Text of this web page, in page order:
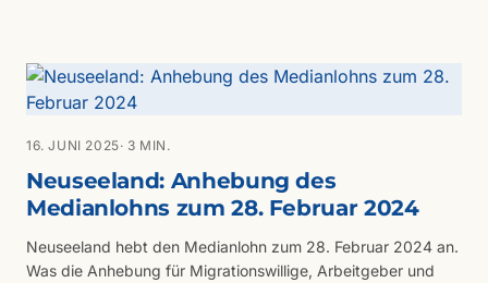
16. JUNI 2025· 3 MIN.
Neuseeland: Anhebung des
Medianlohns zum 28. Februar 2024
Neuseeland hebt den Medianlohn zum 28. Februar 2024 an.
Was die Anhebung für Migrationswillige, Arbeitgeber und